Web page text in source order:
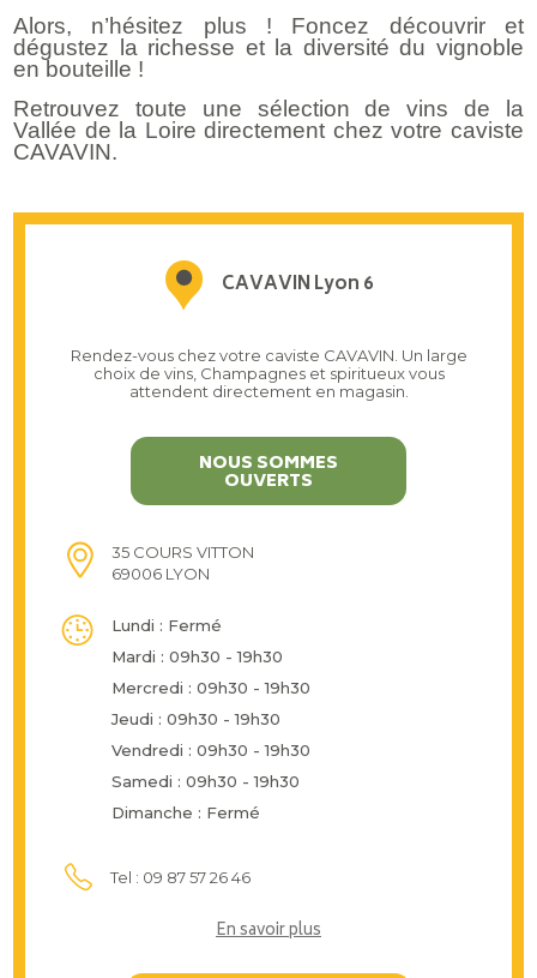
Alors, n’hésitez plus ! Foncez découvrir et
dégustez la richesse et la diversité du vignoble
en bouteille !
Retrouvez toute une sélection de vins de la
Vallée de la Loire directement chez votre caviste
CAVAVIN.
CAVAVIN Lyon 6
Rendez-vous chez votre caviste CAVAVIN. Un large
choix de vins, Champagnes et spiritueux vous
attendent directement en magasin.
NOUS SOMMES
OUVERTS
35 COURS VITTON
69006 LYON
Lundi : Fermé
Mardi : 09h30 - 19h30
Mercredi : 09h30 - 19h30
Jeudi : 09h30 - 19h30
Vendredi : 09h30 - 19h30
Samedi : 09h30 - 19h30
Dimanche : Fermé
Tel : 09 87 57 26 46
En savoir plus